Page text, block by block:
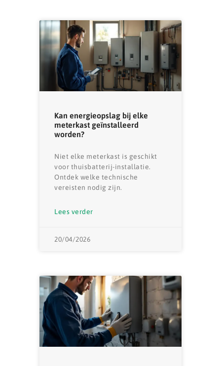
Kan energieopslag bij elke
meterkast geïnstalleerd
worden?
Niet elke meterkast is geschikt
voor thuisbatterij-installatie.
Ontdek welke technische
vereisten nodig zijn.
Lees verder
20/04/2026